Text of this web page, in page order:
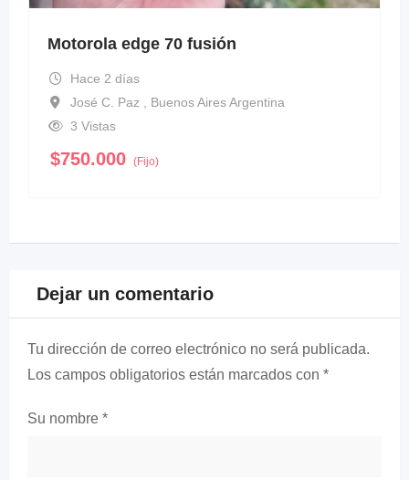
Motorola edge 70 fusión
Hace 2 días
José C. Paz , Buenos Aires Argentina
3 Vistas
$750.000 (Fijo)
Dejar un comentario
Tu dirección de correo electrónico no será publicada.
Los campos obligatorios están marcados con *
Su nombre *